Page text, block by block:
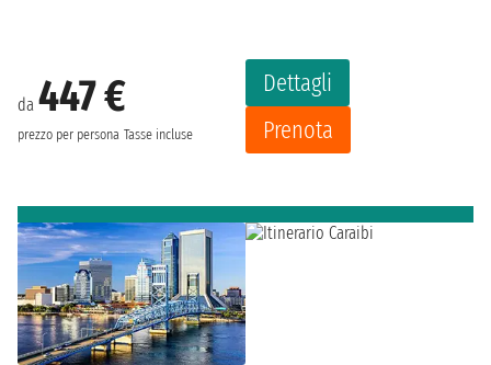
da 447 €
prezzo per persona Tasse incluse
Dettagli
Prenota